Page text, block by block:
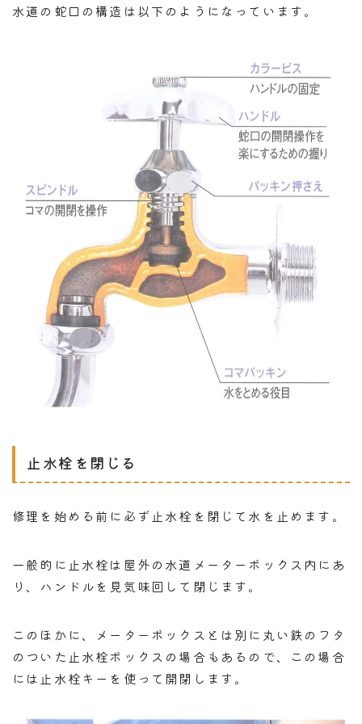
水道の蛇口の構造は以下のようになっています。
止水栓を閉じる
修理を始める前に必ず止水栓を閉じて水を止めます。
一般的に止水栓は屋外の水道メーターボックス内にあ
り、ハンドルを見気味回して閉じます。
このほかに、メーターボックスとは別に丸い鉄のフタ
のついた止水栓ボックスの場合もあるので、この場合
には止水栓キーを使って開閉します。